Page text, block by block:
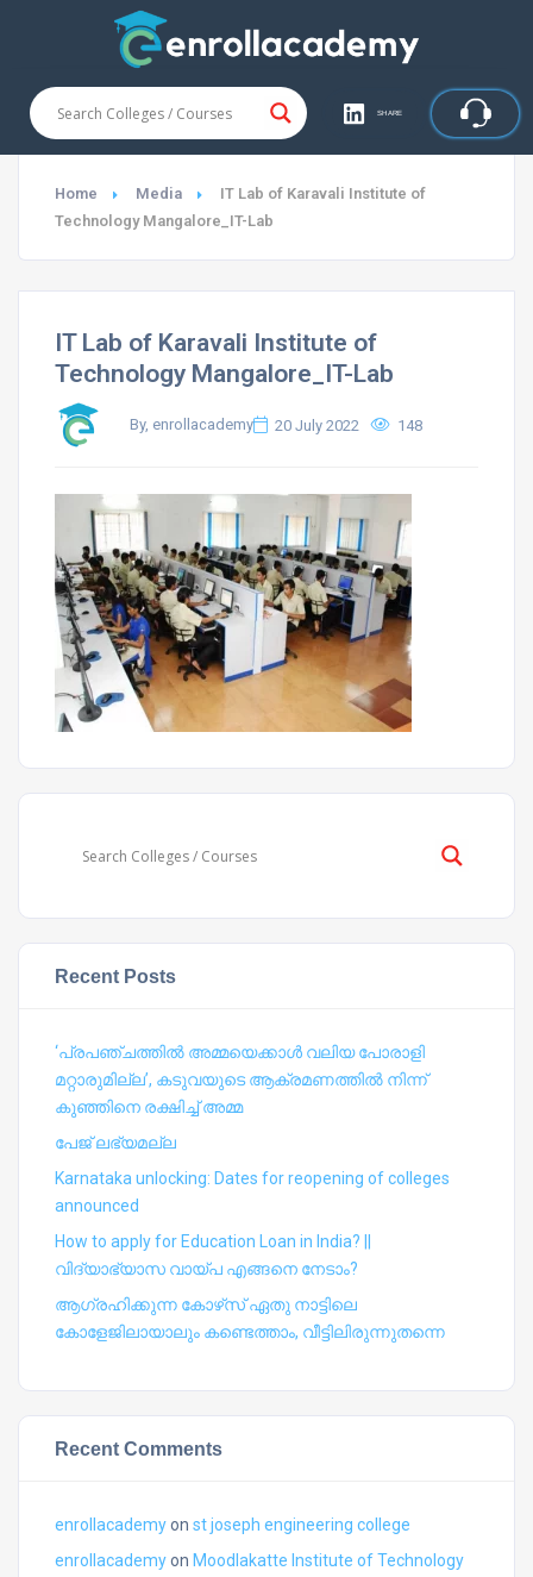
SHARE
Home Media
IT Lab of Karavali Institute of
Technology Mangalore_IT-Lab
IT Lab of Karavali Institute of
Technology Mangalore_IT-Lab
By, enrollacademy 20 July 2022 148
Recent Posts
‘പ്രപഞ്ചത്തില്‍ അമ്മയെക്കാള്‍ വലിയ പോരാളി
മറ്റാരുമില്ല’, കടുവയുടെ ആക്രമണത്തില്‍ നിന്ന്
കുഞ്ഞിനെ രക്ഷിച്ച് അമ്മ
പേജ് ലഭ്യമല്ല
Karnataka unlocking: Dates for reopening of colleges
announced
How to apply for Education Loan in India? ||
വിദ്യാഭ്യാസ വായ്പ എങ്ങനെ നേടാം?
ആഗ്രഹിക്കുന്ന കോഴ്‍സ് ഏതു നാട്ടിലെ
കോളേജിലായാലും കണ്ടെത്താം, വീട്ടിലിരുന്നുതന്നെ
Recent Comments
enrollacademyon st joseph engineering college
enrollacademyon Moodlakatte Institute of Technology